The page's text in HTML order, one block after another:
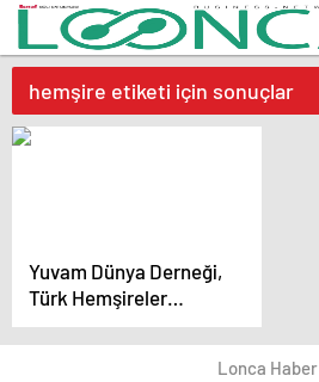
hemşire etiketi için sonuçlar
Yuvam Dünya Derneği,
Türk Hemşireler
Derneği ve 36
Hemşirelikte Özel Dal
Lonca Haber